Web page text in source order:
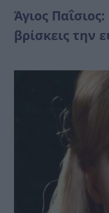
Άγιος
βρίσκεις την